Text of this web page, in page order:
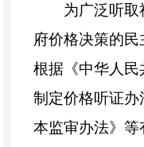
为广泛听取
府价格决策的民
根据《中华人
制定价格听证
本监审办法》